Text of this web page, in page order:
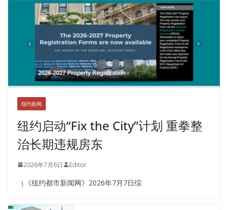
纽约新闻
纽约启动“Fix the City”计划 重拳整
治长期违规房东
2026年7月6日 Editor
（《纽约都市新闻网》2026年7月7日综